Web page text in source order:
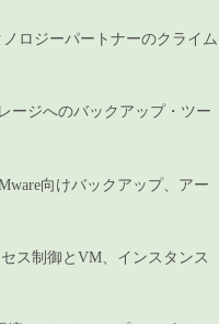
ノロジーパートナーのクライム
ージへのバックアップ・ツー
向けバックアップ、アー
ス制御とVM、インスタンス